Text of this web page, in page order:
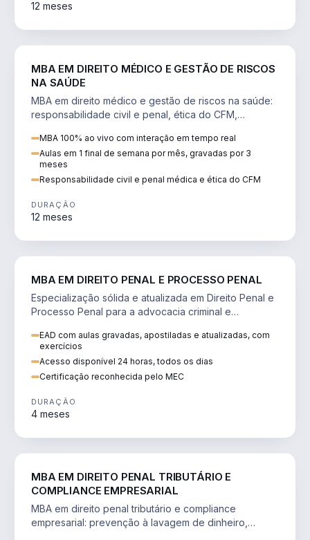
12 meses
MBA EM DIREITO MÉDICO E GESTÃO DE RISCOS
NA SAÚDE
MBA em direito médico e gestão de riscos na saúde:
responsabilidade civil e penal, ética do CFM,
MBA 100% ao vivo com interação em tempo real
Aulas em 1 final de semana por mês, gravadas por 3
meses
Responsabilidade civil e penal médica e ética do CFM
DURAÇÃO
12 meses
MBA EM DIREITO PENAL E PROCESSO PENAL
Especialização sólida e atualizada em Direito Penal e
Processo Penal para a advocacia criminal e
EAD com aulas gravadas, apostiladas e atualizadas, com
exercícios
Acesso disponível 24 horas, todos os dias
Certificação reconhecida pelo MEC
DURAÇÃO
4 meses
MBA EM DIREITO PENAL TRIBUTÁRIO E
COMPLIANCE EMPRESARIAL
MBA em direito penal tributário e compliance
empresarial: prevenção à lavagem de dinheiro,